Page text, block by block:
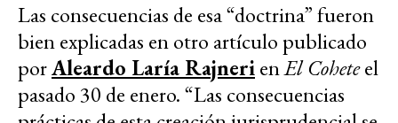
Las consecuencias de esa “doctrina” fueron
bien explicadas en otro artículo publicado
porAleardo Laría RajnerienEl Coheteel
pasado 30 de enero. “Las consecuencias